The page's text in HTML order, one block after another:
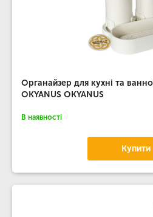
Органайзер для кухні та
OKYANUS OKYANUS
В наявності
Купити